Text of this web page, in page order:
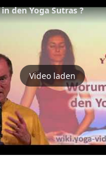
den Yoga Sutras ?
Video laden